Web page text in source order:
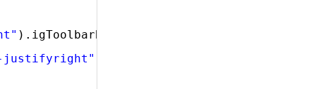
).igToolbarButton({
justifyright"